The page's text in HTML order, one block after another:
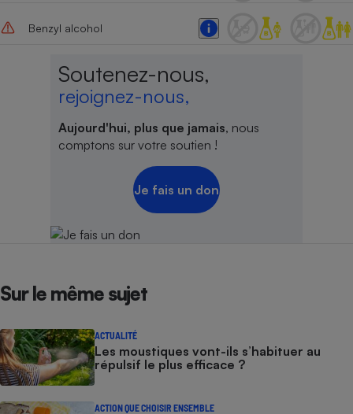
Benzyl alcohol
Soutenez-nous,
rejoignez-nous,
Aujourd'hui, plus que jamais, nous
comptons sur votre soutien !
Je fais un don
Sur le même sujet
ACTUALITÉ
Les moustiques vont-ils s’habituer au
répulsif le plus efficace ?
ACTION QUE CHOISIR ENSEMBLE